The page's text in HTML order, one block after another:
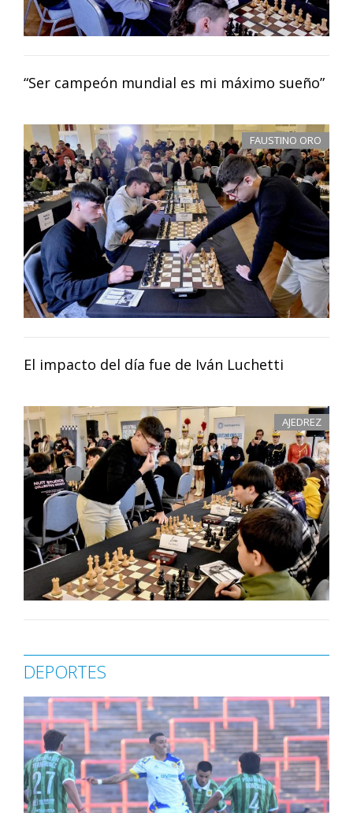
“Ser campeón mundial es mi máximo sueño”
FAUSTINO ORO
El impacto del día fue de Iván Luchetti
AJEDREZ
DEPORTES